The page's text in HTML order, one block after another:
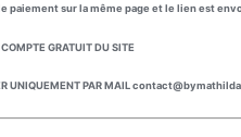
sur la même page et le lien est
GRATUIT DU SITE
UNIQUEMENT PAR MAIL